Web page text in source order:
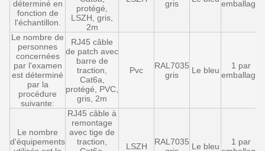
déterminé en
fonction de
l'échantillon.
protégé,
LSZH, gris,
2m
gris emballage
Le nombre de
personnes
concernées
par l'examen
est déterminé
par la
procédure
suivante:
RJ45 câble
de patch avec
barre de
traction,
Cat6a,
protégé, PVC,
gris, 2m
Pvc
RAL7035
gris
Le bleu
1 par
emballage
Le nombre
d'équipements
RJ45 câble à
remontage
avec tige de
traction,
LSZH
RAL7035 Le bleu
1 par